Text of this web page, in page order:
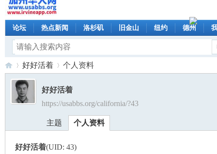
论坛 热点新闻 洛杉矶 旧金山 纽约 德州
美›
好好活着
›
个人资料
好好活着
https://usabbs.org/california/?43
主题 个人资料
好好活着(UID: 43)